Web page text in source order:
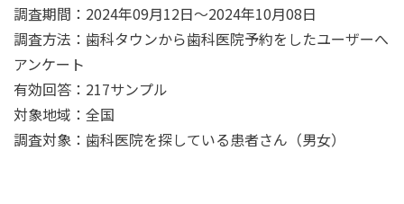
調査期間：2024年09⽉12⽇〜2024年10⽉08⽇
調査方法：歯科タウンから歯科医院予約をしたユーザーへ
アンケート
有効回答：217サンプル
対象地域：全国
調査対象：歯科医院を探している患者さん（男女）